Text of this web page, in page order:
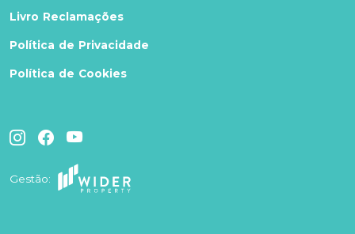
Livro Reclamações
Política de Privacidade
Política de Cookies
Gestão: